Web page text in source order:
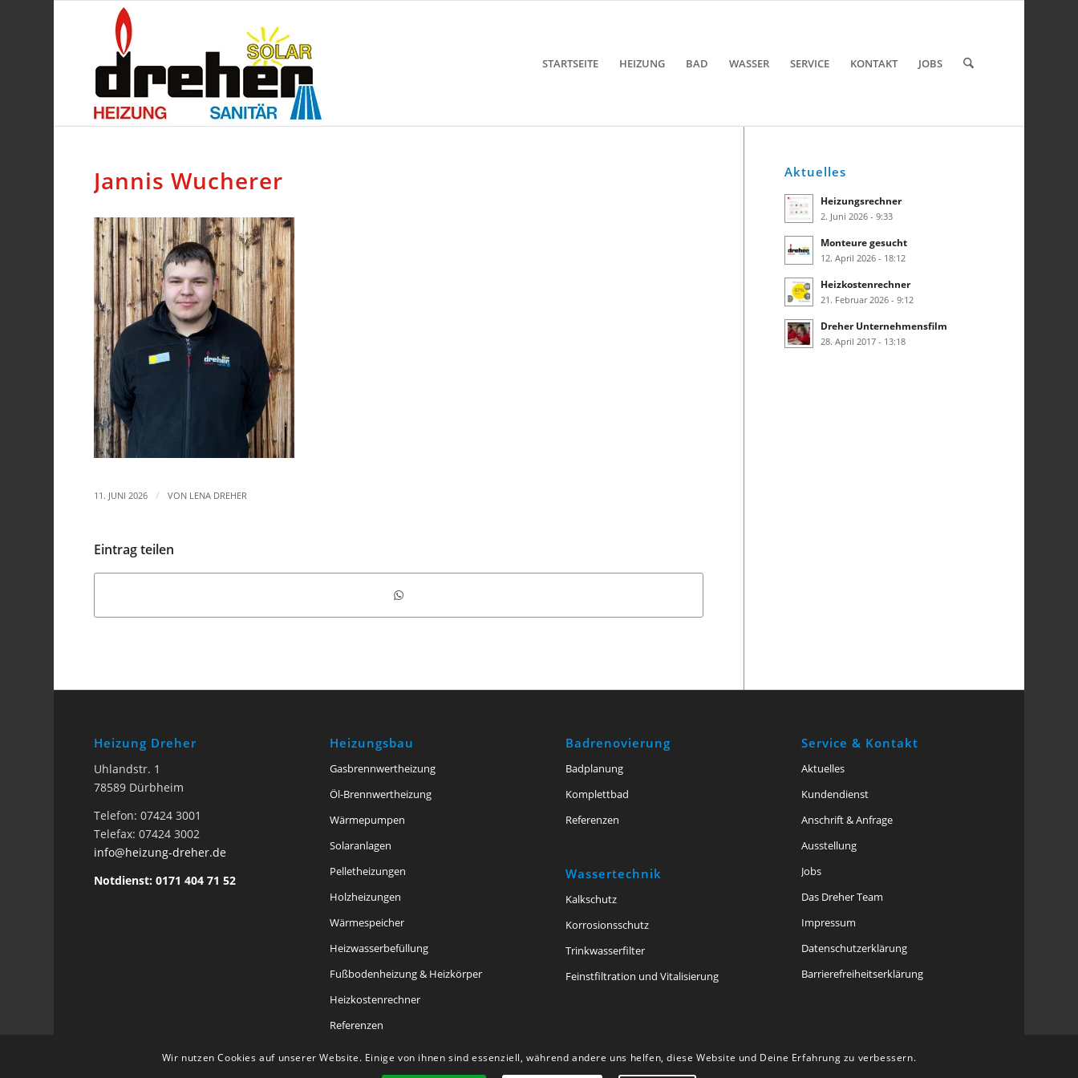
STARTSEITE HEIZUNG BAD WASSER SERVICE KONTAKT JOBS
Jannis Wucherer
11. JUNI 2026 / VON LENA DREHER
Eintrag teilen
Aktuelles
Heizungsrechner
2. Juni 2026 - 9:33
Monteure gesucht
12. April 2026 - 18:12
Heizkostenrechner
21. Februar 2026 - 9:12
Dreher Unternehmensfilm
28. April 2017 - 13:18
Heizung Dreher
Uhlandstr. 1
78589 Dürbheim
Telefon: 07424 3001
Telefax: 07424 3002
info@heizung-dreher.de
Notdienst: 0171 404 71 52
Heizungsbau
Gasbrennwertheizung
Öl-Brennwertheizung
Wärmepumpen
Solaranlagen
Pelletheizungen
Holzheizungen
Wärmespeicher
Heizwasserbefüllung
Fußbodenheizung & Heizkörper
Heizkostenrechner
Referenzen
Badrenovierung
Badplanung
Komplettbad
Referenzen
Wassertechnik
Kalkschutz
Korrosionsschutz
Trinkwasserfilter
Feinstfiltration und Vitalisierung
Service & Kontakt
Aktuelles
Kundendienst
Anschrift & Anfrage
Ausstellung
Jobs
Das Dreher Team
Impressum
Datenschutzerklärung
Barriere­freiheits­erklärung
Wir nutzen Cookies auf unserer Website. Einige von ihnen sind essenziell, während andere uns helfen, diese Website und Deine Erfahrung zu verbessern.